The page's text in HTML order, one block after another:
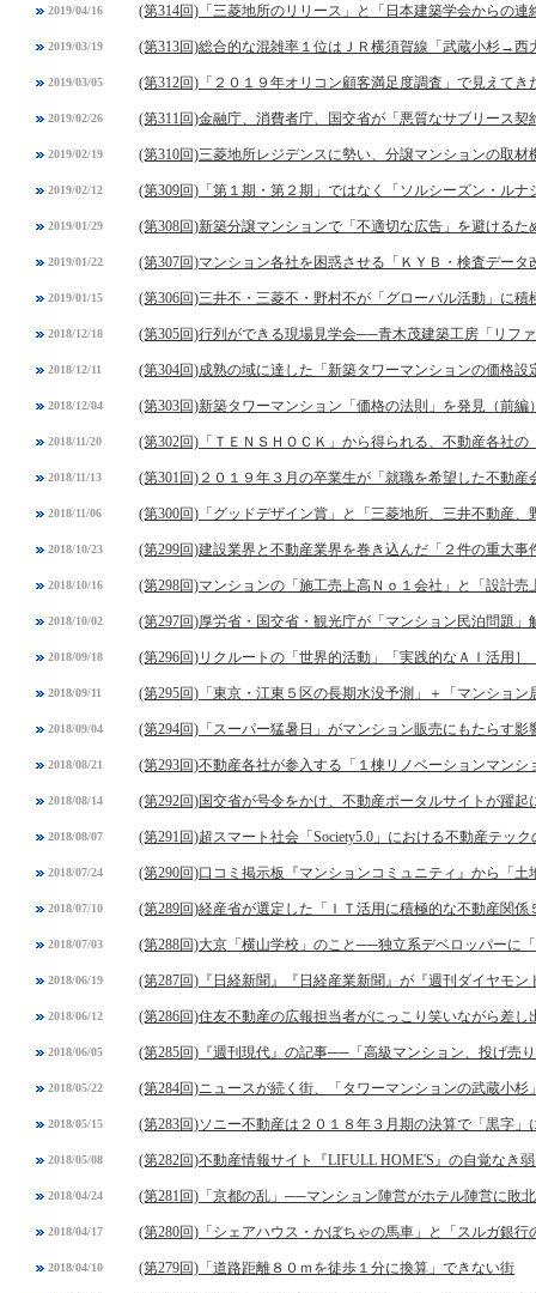
2019/04/16 (第314回)「三菱地所のリリース」と「日本建築学会からの
2019/03/19 (第313回)総合的な混雑率１位はＪＲ横須賀線「武蔵小杉→西
2019/03/05 (第312回)「２０１９年オリコン顧客満足度調査」で見えてき
2019/02/26 (第311回)金融庁、消費者庁、国交省が「悪質なサブリース契
2019/02/19 (第310回)三菱地所レジデンスに勢い、分譲マンションの取材
2019/02/12 (第309回)「第１期・第２期」ではなく「ソルシーズン・ルナ
2019/01/29 (第308回)新築分譲マンションで「不適切な広告」を避けるた
2019/01/22 (第307回)マンション各社を困惑させる「ＫＹＢ・検査データ
2019/01/15 (第306回)三井不・三菱不・野村不が「グローバル活動」に積
2018/12/18 (第305回)行列ができる現場見学会──青木茂建築工房「リフ
2018/12/11 (第304回)成熟の域に達した「新築タワーマンションの価格設
2018/12/04 (第303回)新築タワーマンション「価格の法則」を発見（前編
2018/11/20 (第302回)「ＴＥＮＳＨＯＣＫ」から得られる、不動産各社
2018/11/13 (第301回)２０１９年３月の卒業生が「就職を希望した不動産
2018/11/06 (第300回)「グッドデザイン賞」と「三菱地所、三井不動産、
2018/10/23 (第299回)建設業界と不動産業界を巻き込んだ「２件の重大事
2018/10/16 (第298回)マンションの「施工売上高Ｎｏ１会社」と「設計売
2018/10/02 (第297回)厚労省・国交省・観光庁が「マンション民泊問題」
2018/09/18 (第296回)リクルートの「世界的活動」「実践的なＡＩ活用
2018/09/11 (第295回)「東京・江東５区の長期水没予測」＋「マンショ
2018/09/04 (第294回)「スーパー猛暑日」がマンション販売にもたらす影
2018/08/21 (第293回)不動産各社が参入する「１棟リノベーションマンシ
2018/08/14 (第292回)国交省が号令をかけ、不動産ポータルサイトが躍起
2018/08/07 (第291回)超スマート社会「Society5.0」における不動産テック
2018/07/24 (第290回)口コミ掲示板『マンションコミュニティ』から「土
2018/07/10 (第289回)経産省が選定した「ＩＴ活用に積極的な不動産関係
2018/07/03 (第288回)大京「横山学校」のこと──独立系デベロッパーに
2018/06/19 (第287回)『日経新聞』『日経産業新聞』が『週刊ダイヤモ
2018/06/12 (第286回)住友不動産の広報担当者がにっこり笑いながら差し
2018/06/05 (第285回)『週刊現代』の記事──「高級マンション、投げ売
2018/05/22 (第284回)ニュースが続く街、「タワーマンションの武蔵小杉
2018/05/15 (第283回)ソニー不動産は２０１８年３月期の決算で「黒字」
2018/05/08 (第282回)不動産情報サイト『LIFULL HOME'S』の自覚なき
2018/04/24 (第281回)「京都の乱」──マンション陣営がホテル陣営に敗北
2018/04/17 (第280回)「シェアハウス・かぼちゃの馬車」と「スルガ銀行
2018/04/10 (第279回)「道路距離８０ｍを徒歩１分に換算」できない街